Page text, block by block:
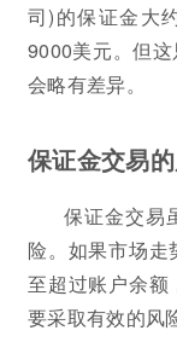
司)的保证金大
9000美元。但
会略有差异。
保证金交易
保证金交易
险。如果市场
至超过账户余额
要采取有效的风